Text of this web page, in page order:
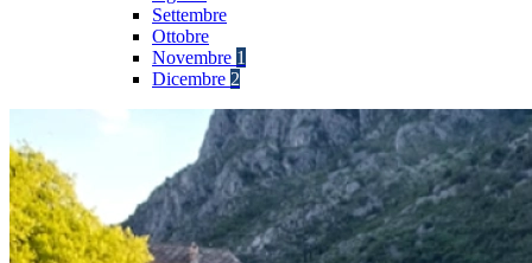
Settembre
Ottobre
Novembre 1
Dicembre 2